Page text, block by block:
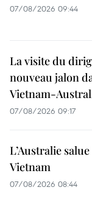
07/08/2026 09:44
La visite du
nouveau jalon
Vietnam-
07/08/2026 09:17
L’Australie
Vietnam
07/08/2026 08:44